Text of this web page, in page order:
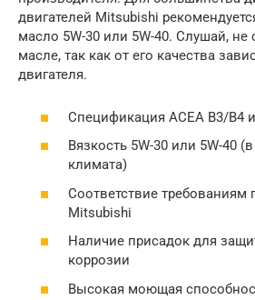
двигателей Mitsubishi
масло 5W-30 или 5W-40. Слушай, не
масле, так как от его качества
двигателя.
Спецификация ACEA B3/B4
Вязкость 5W-30 или 5W-40
климата)
Соответствие требованиям
Mitsubishi
Наличие присадок для
коррозии
Высокая моющая